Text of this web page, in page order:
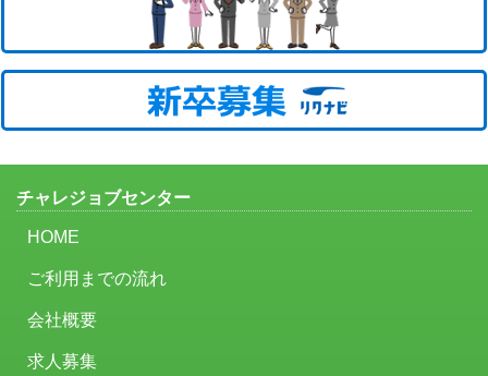
チャレジョブセンター
HOME
ご利用までの流れ
会社概要
求人募集